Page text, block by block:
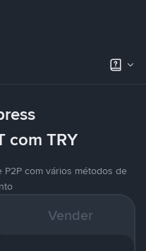
com TRY
com vários métodos de
Vender